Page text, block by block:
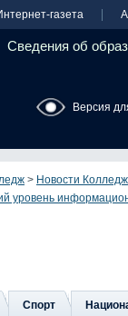
газета
Сведения об
Версия
> Новости
уровень
Спорт